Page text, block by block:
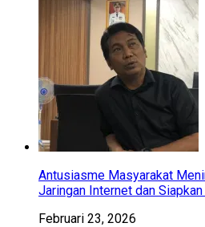
Antusiasme Masyarakat
Jaringan Internet dan
Februari 23, 2026